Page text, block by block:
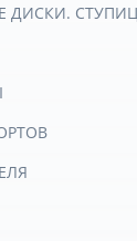
ДИСКИ.